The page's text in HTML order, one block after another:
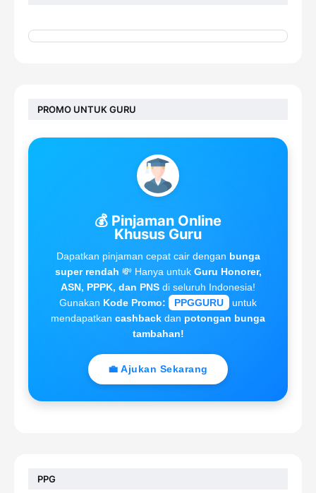
PROMO UNTUK GURU
💰 Pinjaman Online
Khusus Guru
Dapatkan pinjaman cepat cair dengan bunga
super rendah 💸 Hanya untuk Guru Honorer,
ASN, PPPK, dan PNS di seluruh Indonesia!
Gunakan Kode Promo: PPGGURU
untuk
mendapatkan cashback dan potongan bunga
tambahan!
💼 Ajukan Sekarang
PPG